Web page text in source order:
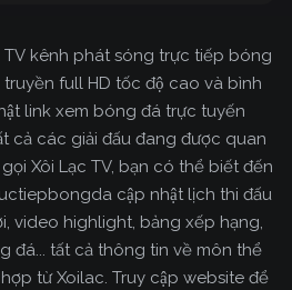
bổ ích mỗi ngày.
kênh phát sóng trực tiếp bóng
full HD tốc độ cao và bình
link xem bóng đá trực tuyến
cả các giải đấu đang được quan
Xôi Lạc TV, bạn có thể biết đến
cập nhật lịch thi đấu
video highlight, bảng xếp hạng,
đá... tất cả thông tin về môn thể
từ Xoilac. Truy cập website để